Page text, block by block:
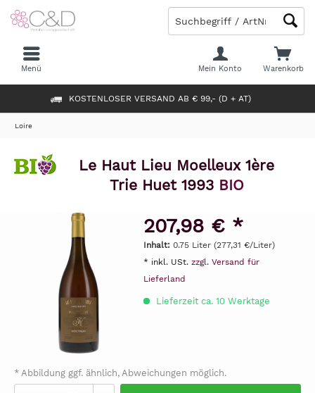
KOSTENLOSER VERSAND AB € 99,- (D + AT)
Warenkorb
Mein Konto
Menü
Loire
Le Haut Lieu Moelleux 1ère
Trie Huet 1993 BIO
207,98 € *
Inhalt: 0.75 Liter (277,31 €/Liter)
* inkl. USt. zzgl. Versand für
Lieferland
Lieferzeit ca. 10 Werktage
* Abbildung ggf. ähnlich, Abweichungen möglich.